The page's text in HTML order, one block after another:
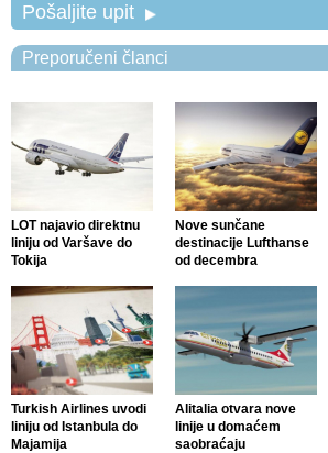
Pošaljite upit
Preporučeni članci
LOT najavio direktnu
liniju od Varšave do
Tokija
Nove sunčane
destinacije Lufthanse
od decembra
Turkish Airlines uvodi
liniju od Istanbula do
Majamija
Alitalia otvara nove
linije u domaćem
saobraćaju